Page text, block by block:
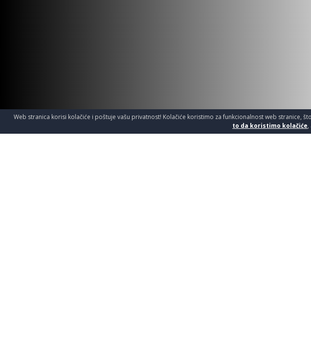
Web stranica korisi kolačiće i poštuje vašu privatnost! Kolačiće koristimo za funkcionalnost web stranice,
to da koristimo kolačiće,